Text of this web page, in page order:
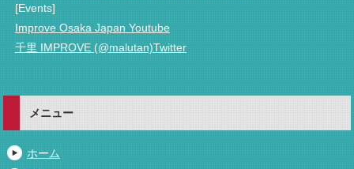
[Events]
Improve Osaka Japan Youtube
千里 IMPROVE (@malutan)Twitter
メニュー
ホーム